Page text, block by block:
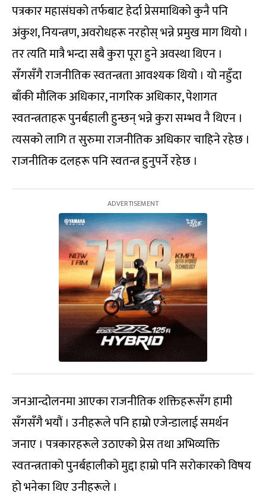
पत्रकार महासंघको तर्फबाट हेर्दा प्रेसमाथिको कुनै पनि
अंकुश, नियन्त्रण, अवरोधहरू नरहोस् भन्ने प्रमुख माग थियो ।
तर त्यति मात्रै भन्दा सबै कुरा पूरा हुने अवस्था थिएन ।
सँगसँगै राजनीतिक स्वतन्त्रता आवश्यक थियो । यो नहुँदा
बाँकी मौलिक अधिकार, नागरिक अधिकार, पेशागत
स्वतन्त्रताहरू पुनर्बहाली हुन्छन् भन्ने कुरा सम्भव नै थिएन ।
त्यसको लागि त सुरुमा राजनीतिक अधिकार चाहिने रहेछ ।
राजनीतिक दलहरू पनि स्वतन्त्र हुनुपर्ने रहेछ ।
जनआन्दोलनमा आएका राजनीतिक शक्तिहरूसँग हामी
सँगसँगै भयौं । उनीहरूले पनि हाम्रो एजेन्डालाई समर्थन
जनाए । पत्रकारहरूले उठाएको प्रेस तथा अभिव्यक्ति
स्वतन्त्रताको पुनर्बहालीको मुद्दा हाम्रो पनि सरोकारको विषय
हो भनेका थिए उनीहरूले ।